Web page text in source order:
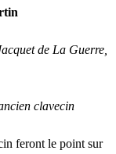
de La Guerre,
clavecin
feront le point sur